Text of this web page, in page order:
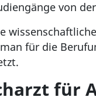
von
für die